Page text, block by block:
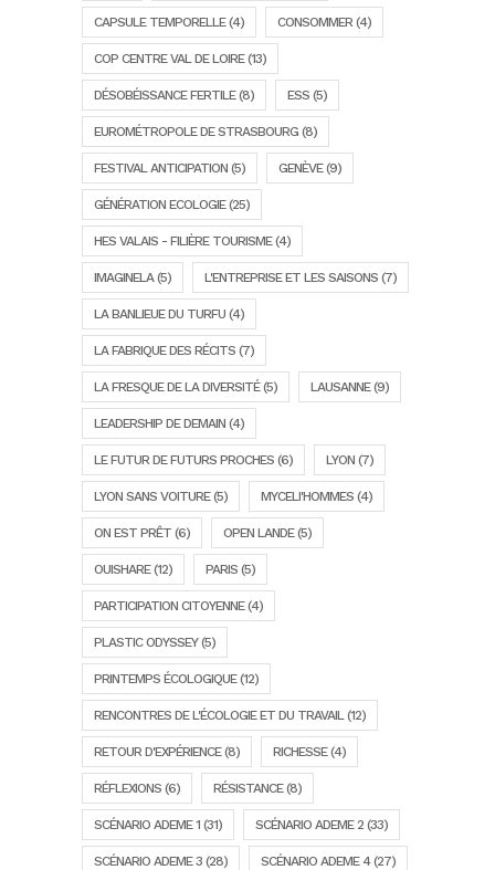
CAPSULE TEMPORELLE(4) CONSOMMER(4)
COP CENTRE VAL DE LOIRE(13)
DÉSOBÉISSANCE FERTILE(8) ESS (5)
EUROMÉTROPOLE DE STRASBOURG (8)
FESTIVAL ANTICIPATION (5) GENÈVE(9)
GÉNÉRATION ECOLOGIE(25)
HES VALAIS - FILIÈRE TOURISME(4)
IMAGINELA(5) L'ENTREPRISE ET LES SAISONS (7)
LA BANLIEUE DU TURFU (4)
LA FABRIQUE DES RÉCITS (7)
LA FRESQUE DE LA DIVERSITÉ(5) LAUSANNE(9)
LEADERSHIP DE DEMAIN (4)
LE FUTUR DE FUTURS PROCHES (6) LYON (7)
LYON SANS VOITURE(5) MYCELI'HOMMES (4)
ON EST PRÊT (6) OPEN LANDE(5)
OUISHARE(12) PARIS (5)
PARTICIPATION CITOYENNE(4)
PLASTIC ODYSSEY(5)
PRINTEMPS ÉCOLOGIQUE(12)
RENCONTRES DE L'ÉCOLOGIE ET DU TRAVAIL(12)
RETOUR D'EXPÉRIENCE(8) RICHESSE(4)
RÉFLEXIONS (6) RÉSISTANCE(8)
SCÉNARIO ADEME 1 (31) SCÉNARIO ADEME 2 (33)
SCÉNARIO ADEME 3 (28) SCÉNARIO ADEME 4(27)